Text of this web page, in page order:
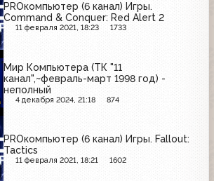
PROкомпьютер (6 канал) Игры.
Command & Conquer: Red Alert 2
11 февраля 2021, 18:23 1733
Мир Компьютера (ТК "11
канал",~февраль-март 1998 год) -
неполный
4 декабря 2024, 21:18 874
PROкомпьютер (6 канал) Игры. Fallout:
Tactics
11 февраля 2021, 18:21 1602